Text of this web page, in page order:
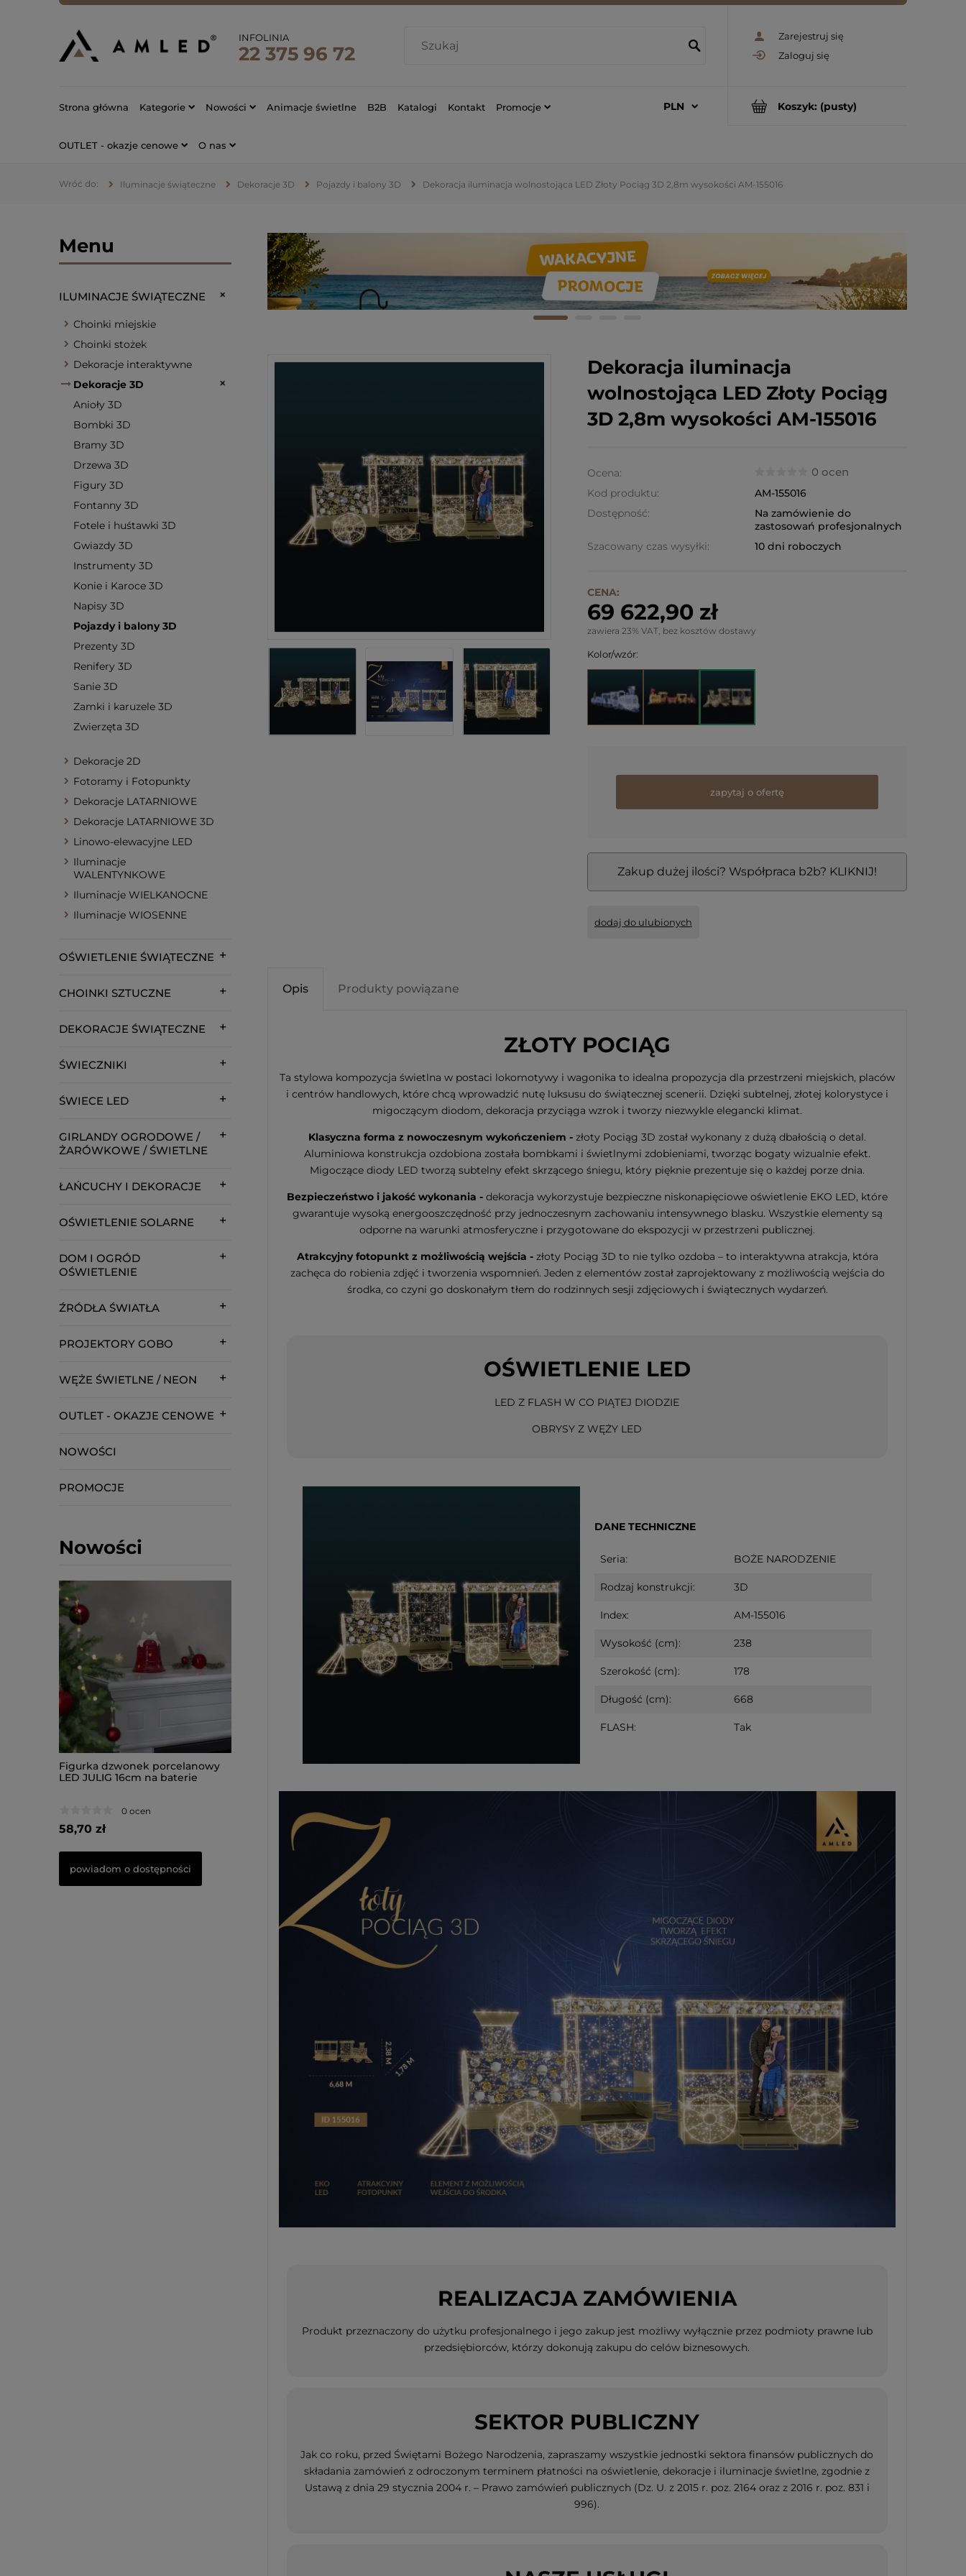
Zarejestruj się
Zaloguj się
INFOLINIA
22 375 96 72
Koszyk: (pusty)
Strona główna Kategorie Nowości Animacje świetlne B2B Katalogi Kontakt Promocje
OUTLET - okazje cenowe O nas
Iluminacje świąteczne Dekoracje 3D Pojazdy i balony 3D Dekoracja iluminacja wolnostojąca LED Złoty Pociąg 3D 2,8m wysokości AM-155016
Menu
ILUMINACJE ŚWIĄTECZNE
Choinki miejskie
Choinki stożek
Dekoracje interaktywne
Dekoracje 3D
Anioły 3D
Bombki 3D
Bramy 3D
Drzewa 3D
Figury 3D
Fontanny 3D
Fotele i huśtawki 3D
Gwiazdy 3D
Instrumenty 3D
Konie i Karoce 3D
Napisy 3D
Pojazdy i balony 3D
Prezenty 3D
Renifery 3D
Sanie 3D
Zamki i karuzele 3D
Zwierzęta 3D
Dekoracje 2D
Fotoramy i Fotopunkty
Dekoracje LATARNIOWE
Dekoracje LATARNIOWE 3D
Linowo-elewacyjne LED
Iluminacje
WALENTYNKOWE
Iluminacje WIELKANOCNE
Iluminacje WIOSENNE
OŚWIETLENIE ŚWIĄTECZNE
CHOINKI SZTUCZNE
DEKORACJE ŚWIĄTECZNE
ŚWIECZNIKI
ŚWIECE LED
GIRLANDY OGRODOWE /
ŻARÓWKOWE / ŚWIETLNE
ŁAŃCUCHY I DEKORACJE
OŚWIETLENIE SOLARNE
DOM I OGRÓD
OŚWIETLENIE
ŹRÓDŁA ŚWIATŁA
PROJEKTORY GOBO
WĘŻE ŚWIETLNE / NEON
OUTLET - OKAZJE CENOWE
NOWOŚCI
PROMOCJE
Nowości
Figurka dzwonek porcelanowy
LED JULIG 16cm na baterie
0 ocen
58,70 zł
powiadom o dostępności
Figurka Piesek Led DOGGE
0 ocen
Dekoracja świąteczna szklany
baterie
Dekoracja świąteczna szklana
na baterie
Dekoracja iluminacja
wolnostojąca LED Złoty Pociąg
3D 2,8m wysokości AM-155016
Ocena: 0 ocen
Kod produktu:
AM-155016
Dostępność:
Na zamówienie do
zastosowań profesjonalnych
Szacowany czas wysyłki:
10 dni roboczych
CENA:
69 622,90 zł
zawiera 23% VAT, bez kosztów dostawy
Kolor/wzór:
zapytaj o ofertę
Zakup dużej ilości? Współpraca b2b? KLIKNIJ!
dodaj do ulubionych
Opis Produkty powiązane
ZŁOTY POCIĄG
Ta stylowa kompozycja świetlna w postaci lokomotywy i wagonika to idealna propozycja dla przestrzeni miejskich, placów
i centrów handlowych, które chcą wprowadzić nutę luksusu do świątecznej scenerii. Dzięki subtelnej, złotej kolorystyce i
migoczącym diodom, dekoracja przyciąga wzrok i tworzy niezwykle elegancki klimat.
Klasyczna forma z nowoczesnym wykończeniem - złoty Pociąg 3D został wykonany z dużą dbałością o detal.
Aluminiowa konstrukcja ozdobiona została bombkami i świetlnymi zdobieniami, tworząc bogaty wizualnie efekt.
Migoczące diody LED tworzą subtelny efekt skrzącego śniegu, który pięknie prezentuje się o każdej porze dnia.
Bezpieczeństwo i jakość wykonania - dekoracja wykorzystuje bezpieczne niskonapięciowe oświetlenie EKO LED, które
gwarantuje wysoką energooszczędność przy jednoczesnym zachowaniu intensywnego blasku. Wszystkie elementy są
odporne na warunki atmosferyczne i przygotowane do ekspozycji w przestrzeni publicznej.
Atrakcyjny fotopunkt z możliwością wejścia - złoty Pociąg 3D to nie tylko ozdoba – to interaktywna atrakcja, która
zachęca do robienia zdjęć i tworzenia wspomnień. Jeden z elementów został zaprojektowany z możliwością wejścia do
środka, co czyni go doskonałym tłem do rodzinnych sesji zdjęciowych i świątecznych wydarzeń.
OŚWIETLENIE LED
LED Z FLASH W CO PIĄTEJ DIODZIE
OBRYSY Z WĘŻY LED
DANE TECHNICZNE
Seria: BOŻE NARODZENIE
Rodzaj konstrukcji: 3D
Index: AM-155016
Wysokość (cm): 238
Szerokość (cm): 178
Długość (cm): 668
FLASH: Tak
REALIZACJA ZAMÓWIENIA
Produkt przeznaczony do użytku profesjonalnego i jego zakup jest możliwy wyłącznie przez podmioty prawne lub
przedsiębiorców, którzy dokonują zakupu do celów biznesowych.
SEKTOR PUBLICZNY
Jak co roku, przed Świętami Bożego Narodzenia, zapraszamy wszystkie jednostki sektora finansów publicznych do
składania zamówień z odroczonym terminem płatności na oświetlenie, dekoracje i iluminacje świetlne, zgodnie z
Ustawą z dnia 29 stycznia 2004 r. – Prawo zamówień publicznych (Dz. U. z 2015 r. poz. 2164 oraz z 2016 r. poz. 831 i
996).